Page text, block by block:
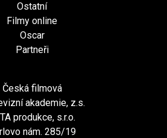
Ostatní
Filmy online
Oscar
Partneři
Česká filmová
akademie, z.s.
produkce, s.r.o.
nám. 285/19